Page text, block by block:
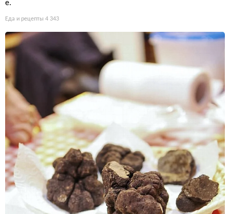
е.
Еда и рецепты 4 343